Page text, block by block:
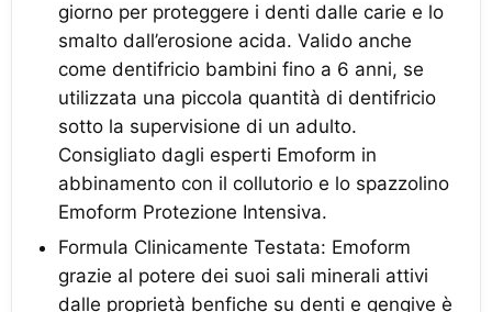
giorno per proteggere i denti dalle carie e lo
smalto dall’erosione acida. Valido anche
come dentifricio bambini fino a 6 anni, se
utilizzata una piccola quantità di dentifricio
sotto la supervisione di un adulto.
Consigliato dagli esperti Emoform in
abbinamento con il collutorio e lo spazzolino
Emoform Protezione Intensiva.
Formula Clinicamente Testata: Emoform
grazie al potere dei suoi sali minerali attivi
dalle proprietà benfiche su denti e gengive è